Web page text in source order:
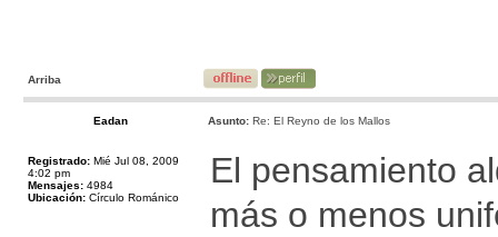
Arriba
Eadan Asunto: Re: El Reyno de los Mallos
Registrado: Mié Jul 08, 2009
4:02 pm
Mensajes: 4984
Ubicación: Círculo Románico
El pensamiento
más o menos